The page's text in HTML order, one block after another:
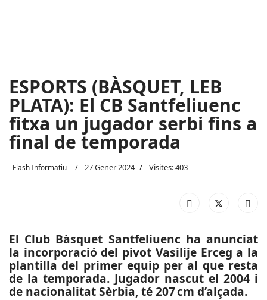
ESPORTS (BÀSQUET, LEB
PLATA): El CB Santfeliuenc
fitxa un jugador serbi fins a
final de temporada
Flash Informatiu 27 Gener 2024 Visites: 403
El Club Bàsquet Santfeliuenc ha anunciat
la incorporació del pivot Vasilije Erceg a la
plantilla del primer equip per al que resta
de la temporada. Jugador nascut el 2004 i
de nacionalitat Sèrbia, té 207 cm d’alçada.